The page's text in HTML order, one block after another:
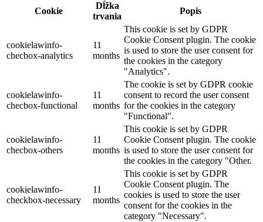
Cookie
Dĺžka
trvania
Popis
cookielawinfo-
checbox-analytics
11
months
This cookie is set by GDPR
Cookie Consent plugin. The cookie
is used to store the user consent for
the cookies in the category
"Analytics".
cookielawinfo-
checbox-functional
11
months
The cookie is set by GDPR cookie
consent to record the user consent
for the cookies in the category
"Functional".
cookielawinfo-
checbox-others
11
months
This cookie is set by GDPR
Cookie Consent plugin. The cookie
is used to store the user consent for
the cookies in the category "Other.
cookielawinfo-
checkbox-necessary
11
months
This cookie is set by GDPR
Cookie Consent plugin. The
cookies is used to store the user
consent for the cookies in the
category "Necessary".